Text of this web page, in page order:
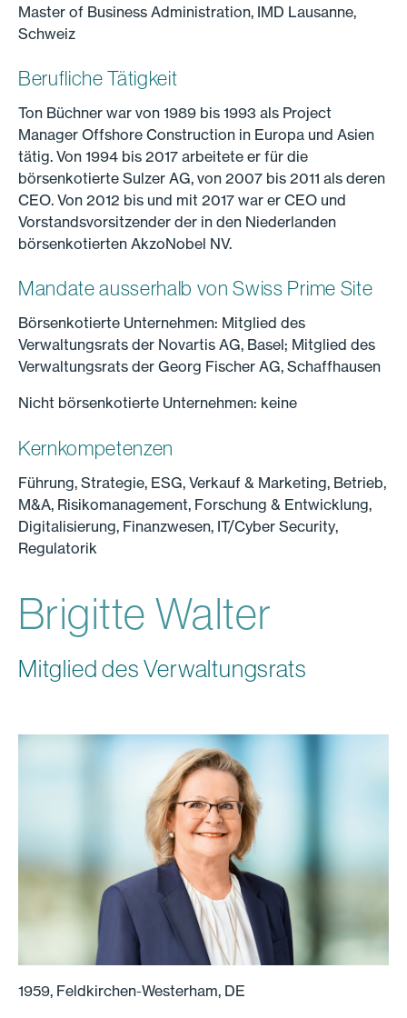
Master of Business Administration, IMD Lausanne,
Schweiz
Berufliche Tätigkeit
Ton Büchner war von 1989 bis 1993 als Project
Manager Offshore Construction in Europa und Asien
tätig. Von 1994 bis 2017 arbeitete er für die
börsenkotierte Sulzer AG, von 2007 bis 2011 als deren
CEO. Von 2012 bis und mit 2017 war er CEO und
Vorstandsvorsitzender der in den Niederlanden
börsenkotierten AkzoNobel NV.
Mandate ausserhalb von Swiss Prime Site
Börsenkotierte Unternehmen: Mitglied des
Verwaltungsrats der Novartis AG, Basel; Mitglied des
Verwaltungsrats der Georg Fischer AG, Schaffhausen
Nicht börsenkotierte Unternehmen: keine
Kernkompetenzen
Führung, Strategie, ESG, Verkauf & Marketing, Betrieb,
M&A, Risikomanagement, Forschung & Entwicklung,
Digitalisierung, Finanzwesen, IT/Cyber Security,
Regulatorik
Brigitte Walter
Mitglied des Verwaltungsrats
1959, Feldkirchen-Westerham, DE